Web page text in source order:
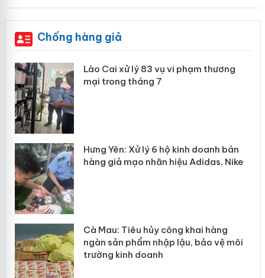
Chống hàng giả
Lào Cai xử lý 83 vụ vi phạm thương
mại trong tháng 7
Hưng Yên: Xử lý 6 hộ kinh doanh bán
hàng giả mạo nhãn hiệu Adidas, Nike
Cà Mau: Tiêu hủy công khai hàng
ngàn sản phẩm nhập lậu, bảo vệ môi
trường kinh doanh